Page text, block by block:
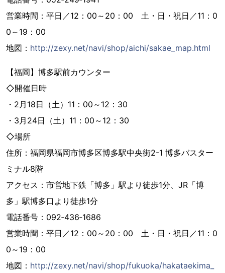
営業時間：平日／12：00～20：00 土・日・祝日／11：0
0～19：00
地図： http://zexy.net/navi/shop/aichi/sakae_map.html
【福岡】博多駅前カウンター
◇開催日時
・2月18日（土）11：00～12：30
・3月24日（土）11：00～12：30
◇場所
住所：福岡県福岡市博多区博多駅中央街2-1 博多バスター
ミナル8階
アクセス：市営地下鉄「博多」駅より徒歩1分、JR「博
多」駅博多口より徒歩1分
電話番号：092‐436‐1686
営業時間：平日／12：00～20：00 土・日・祝日／11：0
0～19：00
地図： http://zexy.net/navi/shop/fukuoka/hakataekima_